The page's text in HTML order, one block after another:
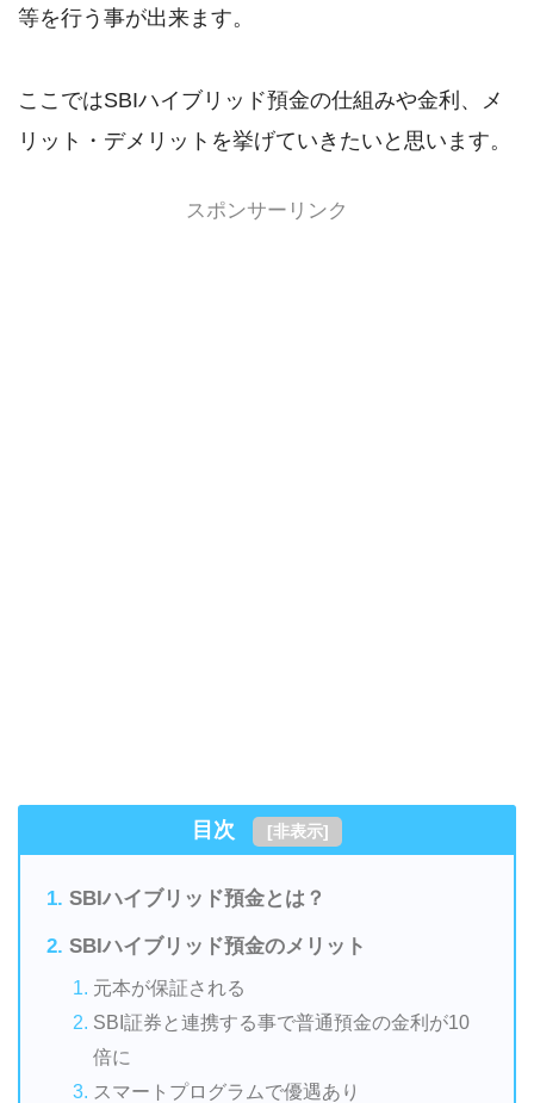
等を行う事が出来ます。
ここではSBIハイブリッド預金の仕組みや金利、メ
リット・デメリットを挙げていきたいと思います。
スポンサーリンク
目次 [非表示]
SBIハイブリッド預金とは？
SBIハイブリッド預金のメリット
元本が保証される
SBI証券と連携する事で普通預金の金利が10
倍に
スマートプログラムで優遇あり